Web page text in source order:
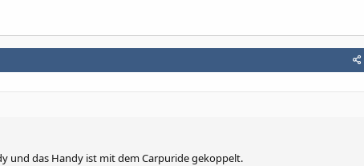
und das Handy ist mit dem Carpuride gekoppelt.